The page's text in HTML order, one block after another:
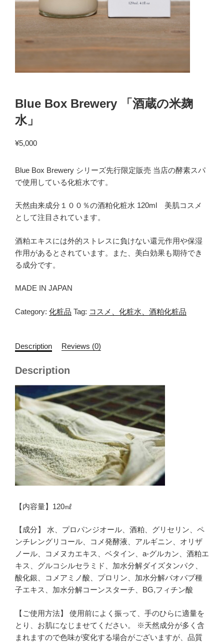
Blue Box Brewery 「酒蔵の米麹
水」
¥5,000
Blue Box Brewery シリーズ先行限定販売 当店の酵素スパ
で使用している化粧水です。
天然由来成分１００％の酒粕化粧水 120ml 美肌コスメ
として注目されています。
酒粕エキスには外的ストレスに負けない還元作用や保湿
作用があるとされています。また、美白効果も期待でき
る成分です。
MADE IN JAPAN
Category: 化粧品 Tag: コスメ、化粧水、酒粕化粧品
Description Reviews (0)
Description
【内容量】120㎖
【成分】 水、プロパンジオール、酒粕、グリセリン、ペ
ンチレングリコール、コメ発酵液、アルギニン、オリザ
ノール、コメヌカエキス、ベタイン、a-グルカン、酒粕エ
キス、グルコシルセラミド、加水分解ダイズタンパク、
酸化銀、コメアミノ酸、プロリン、加水分解バオバブ種
子エキス、加水分解コーンスターチ、BG,フィチン酸
【ご使用方法】 使用前によく振って、手のひらに適量を
とり、お肌になじませてください。 ※天然成分が多く含
まれますので色味が変化する場合がございますが、品質